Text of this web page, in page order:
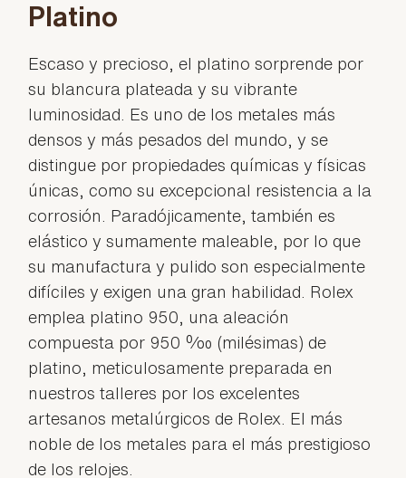
Platino
Escaso y precioso, el platino sorprende por
su blancura plateada y su vibrante
luminosidad. Es uno de los metales más
densos y más pesados del mundo, y se
distingue por propiedades químicas y físicas
únicas, como su excepcional resistencia a la
corrosión. Paradójicamente, también es
elástico y sumamente maleable, por lo que
su manufactura y pulido son especialmente
difíciles y exigen una gran habilidad. Rolex
emplea platino 950, una aleación
compuesta por 950 ‰ (milésimas) de
platino, meticulosamente preparada en
nuestros talleres por los excelentes
artesanos metalúrgicos de Rolex. El más
noble de los metales para el más prestigioso
de los relojes.